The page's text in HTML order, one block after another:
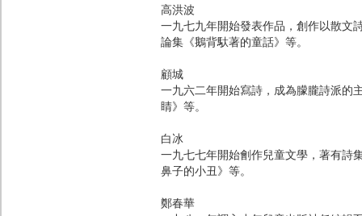
高洪波
一九七九年開始發表作品，創作以散文
論集《鵝背馱著的童話》等。
顧城
一九六二年開始寫詩，成為朦朧詩派的
睛》等。
白冰
一九七七年開始劊作兒童文學，著有詩
鼻子的小丑》等。
鄭春華